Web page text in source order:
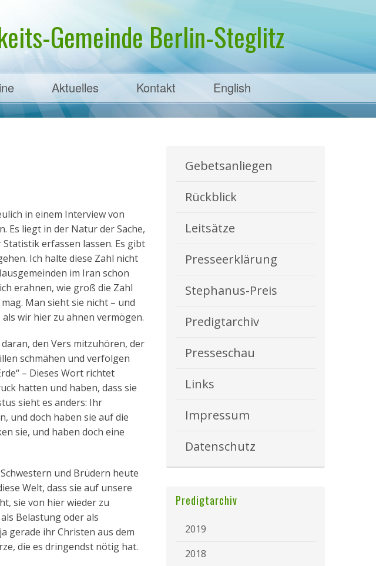
Gemeinde Berlin-Steglitz
Aktuelles Kontakt English
in einem Interview von
Es liegt in der Natur der Sache,
erfassen lassen. Es gibt
Ich halte diese Zahl nicht
im Iran schon
erahnen, wie groß die Zahl
Man sieht sie nicht – und
wir hier zu ahnen vermögen.
den Vers mitzuhören, der
schmähen und verfolgen
– Dieses Wort richtet
hatten und haben, dass sie
sieht es anders: Ihr
und doch haben sie auf die
sie, und haben doch eine
und Brüdern heute
Welt, dass sie auf unsere
sie von hier wieder zu
Belastung oder als
gerade ihr Christen aus dem
die es dringendst nötig hat.
Gebetsanliegen
Rückblick
Leitsätze
Presseerklärung
Stephanus-Preis
Predigtarchiv
Presseschau
Links
Impressum
Datenschutz
Predigtarchiv
2019
2018